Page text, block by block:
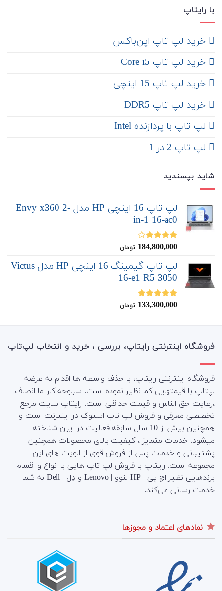
با رایتاپ
‌ خرید لپ تاپ اپن‌باکس
خرید لپ تاپ Core i5
‌‌ خرید لپ تاپ 15 اینچی
خرید لپ تاپ DDR5
لپ تاپ با پردازنده Intel
لپ تاپ 2 در 1
شاید بپسندید
لپ تاپ 16 اینچی HP مدل Envy x360 2-
in-1 16-ac0
نمره
184,800,000 تومان
لپ تاپ گیمینگ 16 اینچی HP مدل Victus
16-e1 R5 3050
نمره5.00
133,300,000 تومان
فروشگاه اینترنتی رایتاپ، بررسی ، خرید و انتخاب لپ‌تاپ
فروشگاه اینترنتی رایتاپ، با حذف واسطه ها اقدام به عرضه
لپتاپ با قیمتهایی کم نظیر نموده است. سرلوحه کار ما انصاف
،رعایت حق الناس و قیمت حداقلی است. رایتاپ سایت مرجع
تخصصی معرفی و فروش لپ تاپ استوک در اینترنت است و
همچنین بیش از 10 سال سابقه فعالیت در ایران شناخته
میشود. خدمات متمایز ، کیفیت بالای محصولات همچنین
پشتیبانی و خدمات پس از فروش قوی از الویت های این
مجموعه است. رایتاپ با فروش لپ تاپ هایی با انواع و اقسام
برندهایی نظیر اچ پی | HP لنوو | Lenovo و دِل | Dell به شما
خدمت رسانی می‌کند.
نمادهای اعتماد و مجوزها